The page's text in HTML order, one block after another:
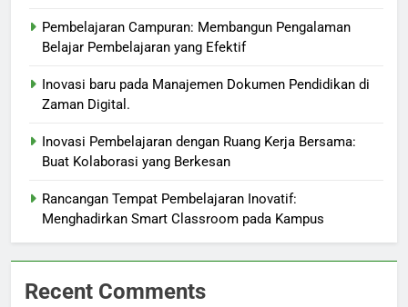
Pembelajaran Campuran: Membangun Pengalaman
Belajar Pembelajaran yang Efektif
Inovasi baru pada Manajemen Dokumen Pendidikan di
Zaman Digital.
Inovasi Pembelajaran dengan Ruang Kerja Bersama:
Buat Kolaborasi yang Berkesan
Rancangan Tempat Pembelajaran Inovatif:
Menghadirkan Smart Classroom pada Kampus
Recent Comments